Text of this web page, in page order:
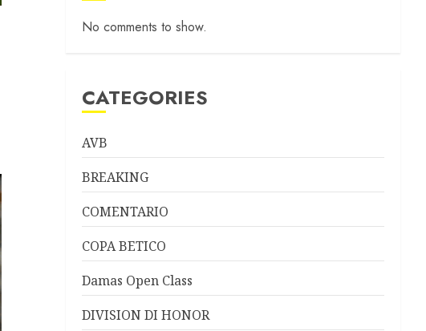
No comments to show.
CATEGORIES
AVB
BREAKING
COMENTARIO
COPA BETICO
Damas Open Class
DIVISION DI HONOR